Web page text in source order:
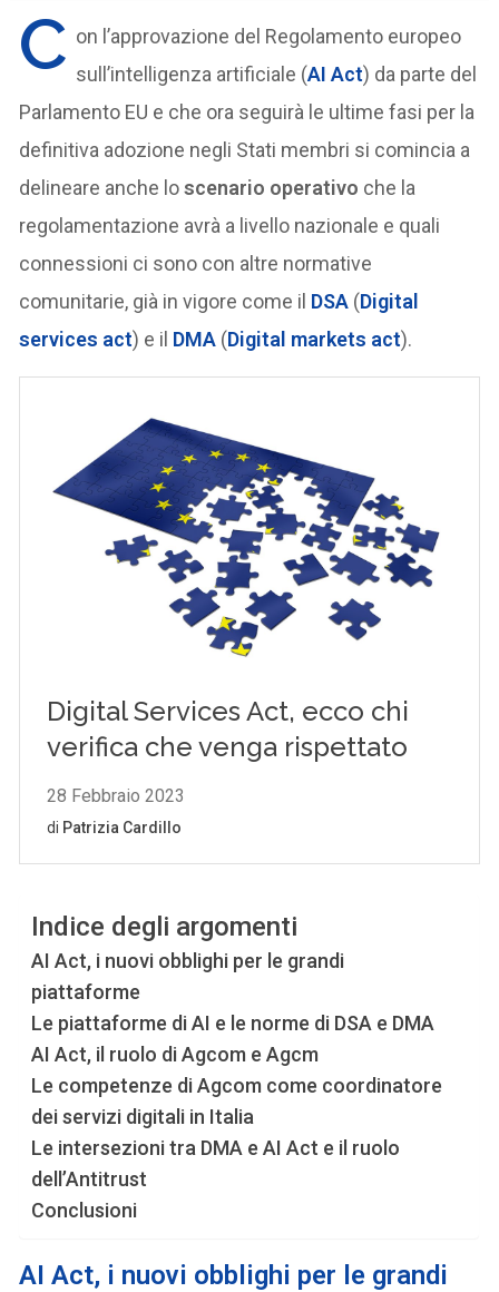
C on l’approvazione del Regolamento europeo
sull’intelligenza artificiale (AI Act) da parte del
Parlamento EU e che ora seguirà le ultime fasi per la
definitiva adozione negli Stati membri si comincia a
delineare anche loscenario operativo che la
regolamentazione avrà a livello nazionale e quali
connessioni ci sono con altre normative
comunitarie, già in vigore come il DSA (Digital
services act) e il DMA (Digital markets act).
Indice degli argomenti
AI Act, i nuovi obblighi per le grandi
piattaforme
Le piattaforme di AI e le norme di DSA e DMA
AI Act, il ruolo di Agcom e Agcm
Le competenze di Agcom come coordinatore
dei servizi digitali in Italia
Le intersezioni tra DMA e AI Act e il ruolo
dell’Antitrust
Conclusioni
AI Act, i nuovi obblighi per le grandi